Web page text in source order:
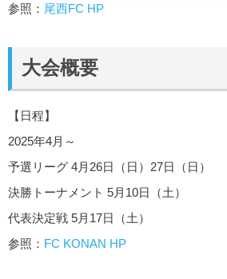
参照： 尾西FC HP
大会概要
【日程】
2025年4月～
予選リーグ 4月26日（日）27日（日）
決勝トーナメント 5月10日（土）
代表決定戦 5月17日（土）
参照： FC KONAN HP